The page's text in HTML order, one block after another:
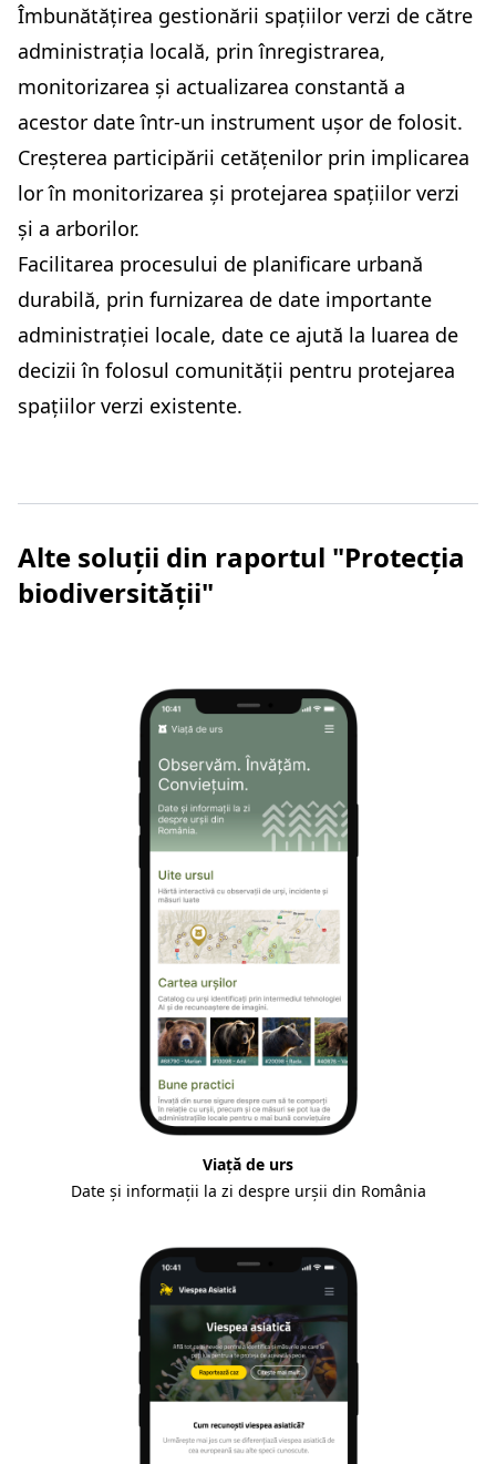
Îmbunătățirea gestionării spațiilor verzi de către
administrația locală, prin înregistrarea,
monitorizarea și actualizarea constantă a
acestor date într-un instrument ușor de folosit.
Creșterea participării cetățenilor prin implicarea
lor în monitorizarea și protejarea spațiilor verzi
și a arborilor.
Facilitarea procesului de planificare urbană
durabilă, prin furnizarea de date importante
administrației locale, date ce ajută la luarea de
decizii în folosul comunității pentru protejarea
spațiilor verzi existente.
Alte soluții din raportul "Protecția
biodiversității"
Viață de urs
Date și informații la zi despre urșii din România